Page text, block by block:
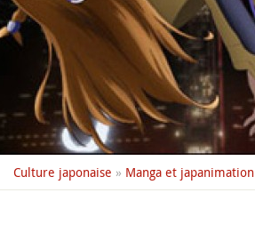
Culture japonaise » Manga et japanimation